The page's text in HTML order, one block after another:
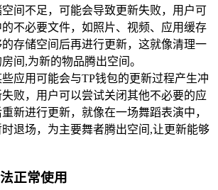
间不足，可能会导致更新失败，用户可
不必要文件，如照片、视频、应用缓存
存储空间后再进行更新，这就像清理一
间,为新的物品腾出空间。
些应用可能会与TP钱包的更新过程产生冲
败，用户可以尝试关闭其他不必要的应
新进行更新，就像在一场舞蹈表演中，
退场，为主要舞者腾出空间,让更新能够
正常使用